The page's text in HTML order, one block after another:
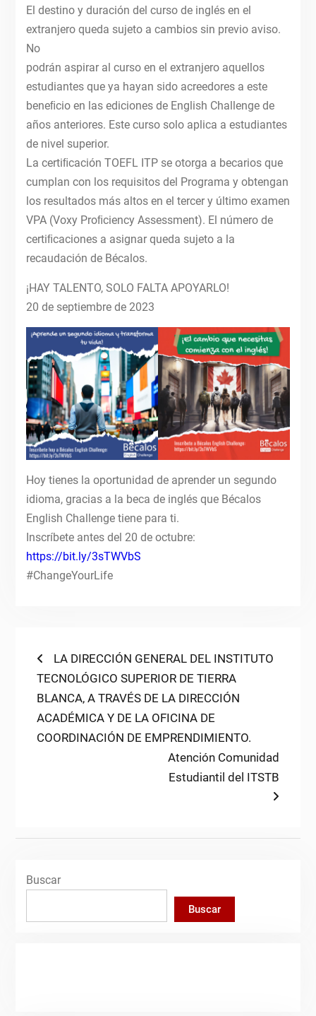
El destino y duración del curso de inglés en el
extranjero queda sujeto a cambios sin previo aviso.
No
podrán aspirar al curso en el extranjero aquellos
estudiantes que ya hayan sido acreedores a este
beneﬁcio en las ediciones de English Challenge de
años anteriores. Este curso solo aplica a estudiantes
de nivel superior.
La certiﬁcación TOEFL ITP se otorga a becarios que
cumplan con los requisitos del Programa y obtengan
los resultados más altos en el tercer y último examen
VPA (Voxy Proﬁciency Assessment). El número de
certiﬁcaciones a asignar queda sujeto a la
recaudación de Bécalos.
¡HAY TALENTO, SOLO FALTA APOYARLO!
20 de septiembre de 2023
Hoy tienes la oportunidad de aprender un segundo
idioma, gracias a la beca de inglés que Bécalos
English Challenge tiene para ti.
Inscríbete antes del 20 de octubre:
https://bit.ly/3sTWVbS
#ChangeYourLife
Navegación
de
entradas
Previous
post:
LA DIRECCIÓN GENERAL DEL INSTITUTO
TECNOLÓGICO SUPERIOR DE TIERRA
BLANCA, A TRAVÉS DE LA DIRECCIÓN
ACADÉMICA Y DE LA OFICINA DE
COORDINACIÓN DE EMPRENDIMIENTO.
Next
post:
Atención Comunidad
Estudiantil del ITSTB
Buscar
Buscar